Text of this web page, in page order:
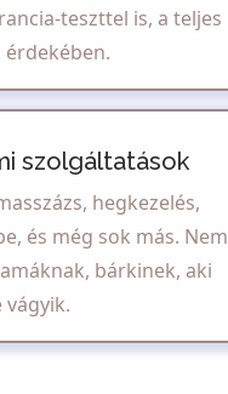
teszttel is, a teljes
szolgáltatások
hegkezelés,
és még sok más. Nem
bárkinek, aki